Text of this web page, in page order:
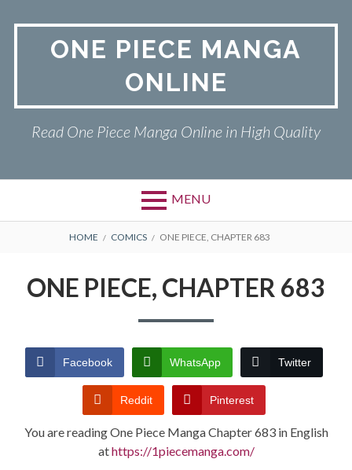
ONE PIECE MANGA
ONLINE
Read One Piece Manga Online in High Quality
MENU
Primary
ONE PIECE
TERMS AND
CONDITIONS
BREADCRUMBS
HOME COMICS ONE PIECE, CHAPTER 683
ONE PIECE, CHAPTER 683
Facebook WhatsApp Twitter
Reddit Pinterest
You are reading One Piece Manga Chapter 683 in English
athttps://1piecemanga.com/